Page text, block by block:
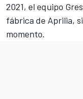
2021, el equipo
fábrica de Aprilia,
momento.